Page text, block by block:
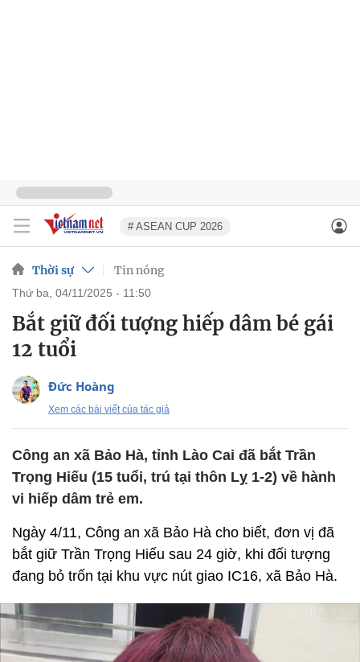
# ASEAN CUP 2026
Thời sự Tin nóng
thứ ba, 04/11/2025 - 11:50
Bắt giữ đối tượng hiếp dâm bé gái
12 tuổi
Đức Hoàng
Xem các bài viết của tác giả
Công an xã Bảo Hà, tỉnh Lào Cai đã bắt Trần
Trọng Hiếu (15 tuổi, trú tại thôn Lỵ 1-2) về hành
vi hiếp dâm trẻ em.
Ngày 4/11, Công an xã Bảo Hà cho biết, đơn vị đã
bắt giữ Trần Trọng Hiếu sau 24 giờ, khi đối tượng
đang bỏ trốn tại khu vực nút giao IC16, xã Bảo Hà.